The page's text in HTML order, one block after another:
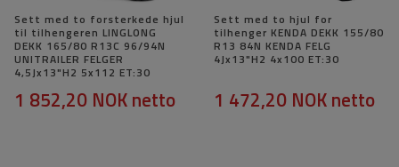
Sett med to forsterkede hjul
til tilhengeren LINGLONG
DEKK 165/80 R13C 96/94N
UNITRAILER FELGER
4,5Jx13"H2 5x112 ET:30
1 852,20 NOKnetto
Sett med to hjul for
tilhenger KENDA DEKK 155/80
R13 84N KENDA FELG
4Jx13"H2 4x100 ET:30
1 472,20 NOKnetto